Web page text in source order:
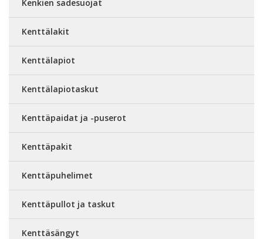
Kenkien sadesuojat
Kenttälakit
Kenttälapiot
Kenttälapiotaskut
Kenttäpaidat ja -puserot
Kenttäpakit
Kenttäpuhelimet
Kenttäpullot ja taskut
Kenttäsängyt